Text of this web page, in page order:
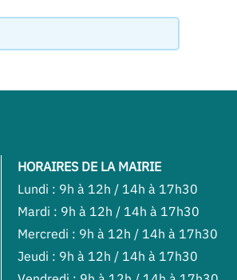
HORAIRES DE LA MAIRIE
Lundi : 9h à 12h / 14h à 17h30
Mardi : 9h à 12h / 14h à 17h30
Mercredi : 9h à 12h / 14h à 17h30
Jeudi : 9h à 12h / 14h à 17h30